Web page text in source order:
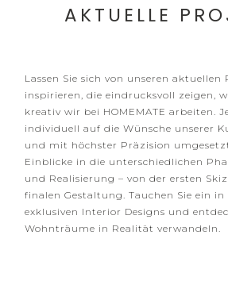
AKTUELLE
Lassen Sie sich von unseren aktuellen
inspirieren, die eindrucksvoll zeigen,
kreativ wir bei HOMEMATE arbeiten.
individuell auf die Wünsche unserer
und mit höchster Präzision
Einblicke in die unterschiedlichen
und Realisierung – von der ersten
finalen Gestaltung. Tauchen Sie ein in
exklusiven Interior Designs und
Wohnträume in Realität verwandeln.